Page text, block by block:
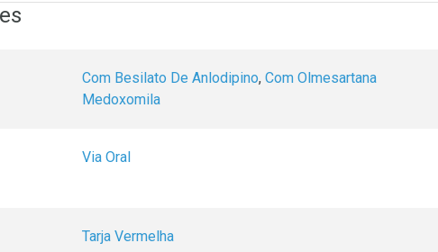
Com Besilato De Anlodipino, Com Olmesartana
Medoxomila
Via Oral
Tarja Vermelha